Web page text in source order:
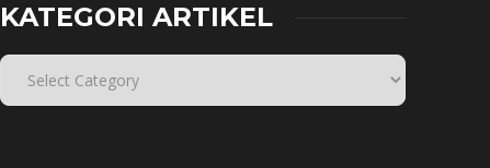
KATEGORI ARTIKEL